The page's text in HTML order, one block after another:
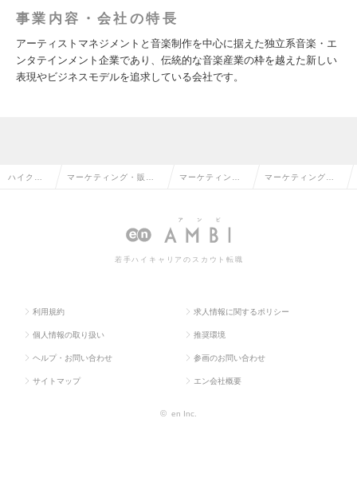
事業内容・会社の特長
アーティストマネジメントと音楽制作を中心に据えた独立系音楽・エ
ンタテインメント企業であり、伝統的な音楽産業の枠を越えた新しい
表現やビジネスモデルを追求している会社です。
ハイクラ マーケティング・販促 マーケティン
転職
マーケティング・
若手ハイキャリアのスカウト転職
利用規約 求人情報に関するポリシー
個人情報の取り扱い 推奨環境
ヘルプ・お問い合わせ 参画のお問い合わせ
サイトマップ エン会社概要
© en Inc.